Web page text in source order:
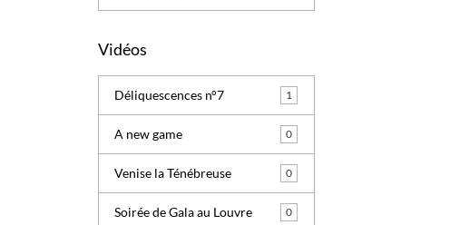
Vidéos
Déliquescences n°7 1
A new game 0
Venise la Ténébreuse 0
Soirée de Gala au Louvre 0